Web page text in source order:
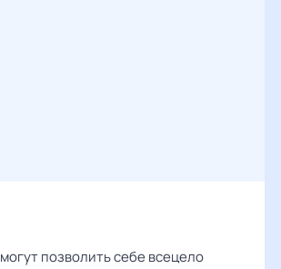
могут позволить себе всецело